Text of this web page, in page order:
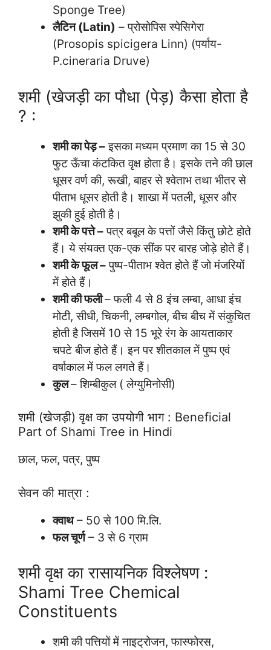
Sponge Tree)
लैटिन (Latin) – प्रोसोपिस स्पेसिगेरा
(Prosopis spicigera Linn) (पर्याय-
P.cineraria Druve)
शमी (खेजड़ी का पौधा (पेड़) कैसा होता है
? :
शमी का पेड़ –इसका मध्यम प्रमाण का 15 से 30
फुट ऊँचा कंटकित वृक्ष होता है। इसके तने की छाल
धूसर वर्ण की, रूखी, बाहर से श्वेताभ तथा भीतर से
पीताभ धूसर होती है। शाखा में पतली, धूसर और
झुकी हुई होती है।
शमी के पत्ते –पत्र बबूल के पत्तों जैसे किंतु छोटे होते
हैं। ये संयक्त एक-एक सींक पर बारह जोड़े होते हैं।
शमी के फूल –पुष्प-पीताभ श्वेत होते हैं जो मंजरियों
में होते हैं।
शमी की फली– फली 4 से 8 इंच लम्बा, आधा इंच
मोटी, सीधी, चिकनी, लम्बगोल, बीच बीच में संकुचित
होती है जिसमें 10 से 15 भूरे रंग के आयताकार
चपटे बीज होते हैं। इन पर शीतकाल में पुष्प एवं
वर्षाकाल में फल लगते हैं।
कुल– शिम्बीकुल ( लेग्युमिनोसी)
शमी (खेजड़ी) वृक्ष का उपयोगी भाग : Beneficial
Part of Shami Tree in Hindi
छाल, फल, पत्र, पुष्प
सेवन की मात्रा :
क्वाथ– 50 से 100 मि.लि.
फल चूर्ण– 3 से 6 ग्राम
शमी वृक्ष का रासायनिक विश्लेषण :
Shami Tree Chemical
Constituents
शमी की पत्तियों में नाइट्रोजन, फास्फोरस,